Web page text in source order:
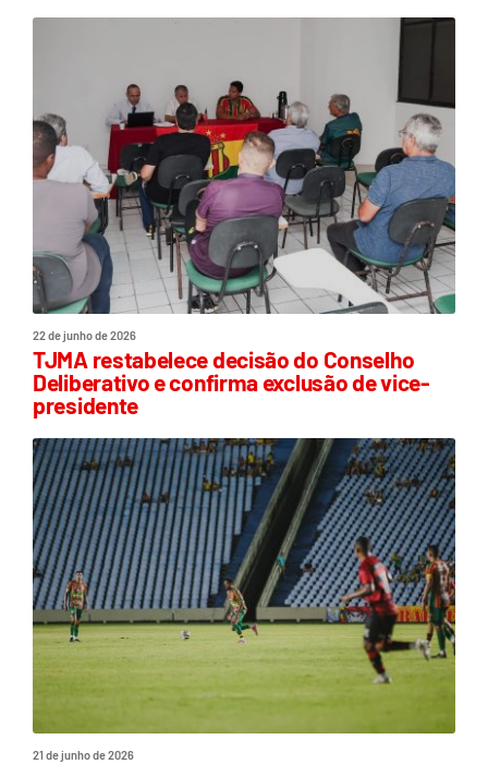
22 de junho de 2026
TJMA restabelece decisão do Conselho
Deliberativo e confirma exclusão de vice-
presidente
21 de junho de 2026